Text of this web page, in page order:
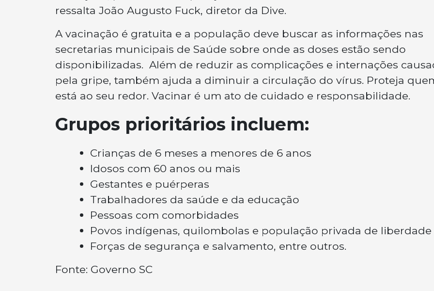
ressalta João Augusto Fuck, diretor da Dive.
A vacinação é gratuita e a população deve buscar as informações nas
secretarias municipais de Saúde sobre onde as doses estão sendo
disponibilizadas. Além de reduzir as complicações e internações
pela gripe, também ajuda a diminuir a circulação do vírus. Proteja
está ao seu redor. Vacinar é um ato de cuidado e responsabilidade.
Grupos prioritários incluem:
Crianças de 6 meses a menores de 6 anos
Idosos com 60 anos ou mais
Gestantes e puérperas
Trabalhadores da saúde e da educação
Pessoas com comorbidades
Povos indígenas, quilombolas e população privada de liberdade
Forças de segurança e salvamento, entre outros.
Fonte: Governo SC